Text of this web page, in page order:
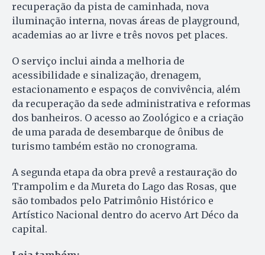
recuperação da pista de caminhada, nova
iluminação interna, novas áreas de playground,
academias ao ar livre e três novos pet places.
O serviço inclui ainda a melhoria de
acessibilidade e sinalização, drenagem,
estacionamento e espaços de convivência, além
da recuperação da sede administrativa e reformas
dos banheiros. O acesso ao Zoológico e a criação
de uma parada de desembarque de ônibus de
turismo também estão no cronograma.
A segunda etapa da obra prevê a restauração do
Trampolim e da Mureta do Lago das Rosas, que
são tombados pelo Patrimônio Histórico e
Artístico Nacional dentro do acervo Art Déco da
capital.